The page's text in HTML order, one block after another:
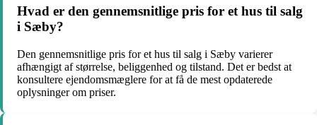
Hvad er den gennemsnitlige pris for et hus til salg
i Sæby?
Den gennemsnitlige pris for et hus til salg i Sæby varierer
afhængigt af størrelse, beliggenhed og tilstand. Det er bedst at
konsultere ejendomsmæglere for at få de mest opdaterede
oplysninger om priser.